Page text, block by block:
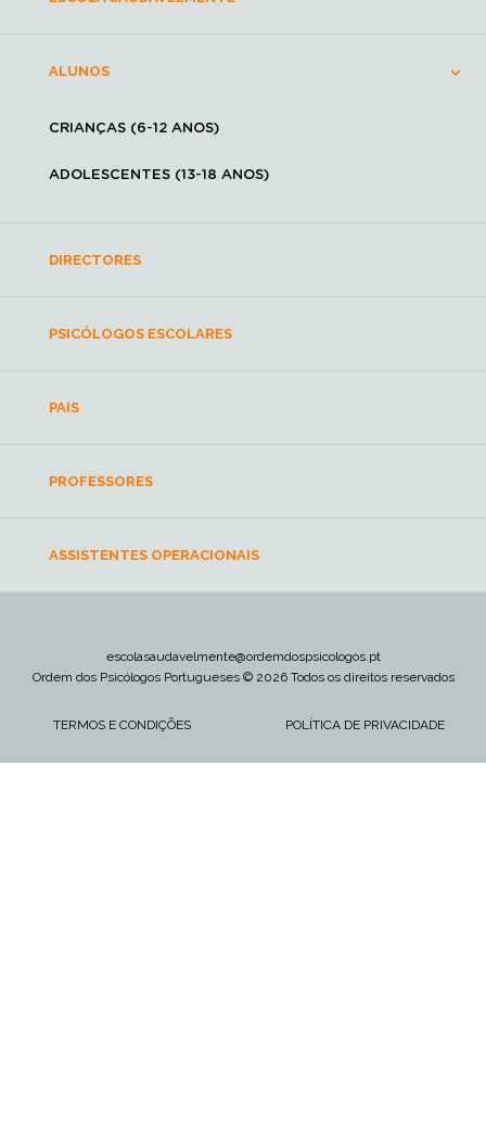
ALUNOS
CRIANÇAS (6-12 ANOS)
ADOLESCENTES (13-18 ANOS)
DIRECTORES
PSICÓLOGOS ESCOLARES
PAIS
PROFESSORES
ASSISTENTES OPERACIONAIS
escolasaudavelmente@ordemdospsicologos.pt
Ordem dos Psicólogos Portugueses © 2026 Todos os direitos reservados
TERMOS E CONDIÇÕES POLÍTICA DE PRIVACIDADE